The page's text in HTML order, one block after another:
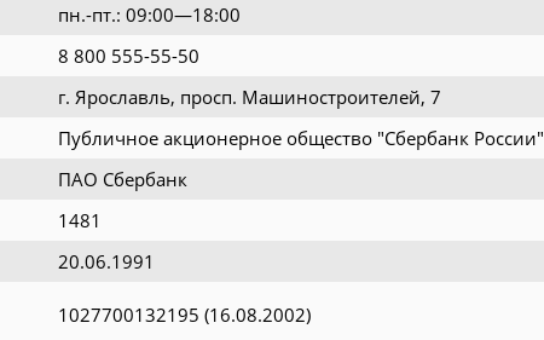
пн.-пт.: 09:00—18:00
8 800 555-55-50
г. Ярославль, просп. Машиностроителей, 7
Публичное акционерное общество "Сбербанк России"
ПАО Сбербанк
1481
20.06.1991
1027700132195 (16.08.2002)